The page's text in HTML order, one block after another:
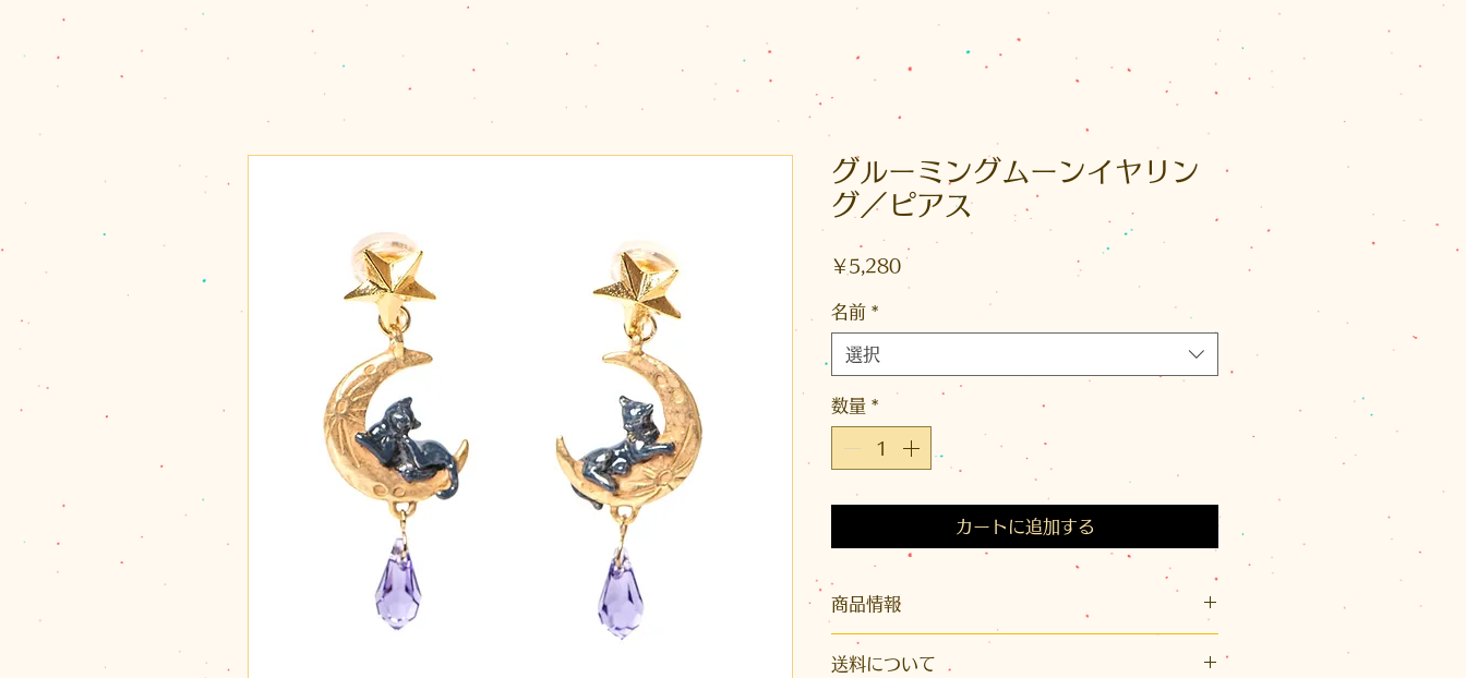
グルーミングムーンイヤリン
グ／ピアス
￥5,280価
格
名前 *
選択
数量 *
カートに追加する
商品情報
モチーフサイズ：全長47mm
モチーフ素材：ピューター、カットガラス
送料について